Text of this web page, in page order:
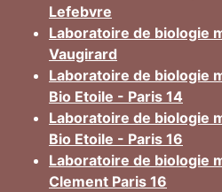
Lefebvre
Laboratoire de biologie
Vaugirard
Laboratoire de biologie
Bio Etoile - Paris 14
Laboratoire de biologie
Bio Etoile - Paris 16
Laboratoire de biologie
Clement Paris 16